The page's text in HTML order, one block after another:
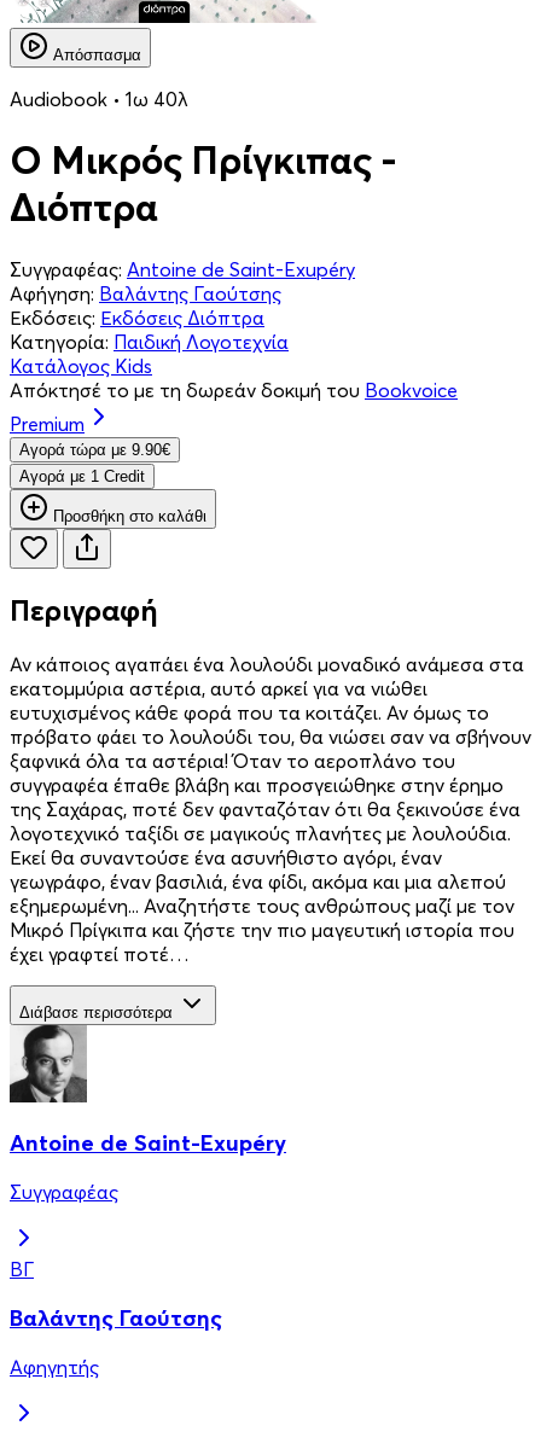
Απόσπασμα
Audiobook • 1ω 40λ
Ο Μικρός Πρίγκιπας -
Διόπτρα
Συγγραφέας: Antoine de Saint-Exupéry
Αφήγηση: Βαλάντης Γαούτσης
Εκδόσεις: Εκδόσεις Διόπτρα
Κατηγορία: Παιδική Λογοτεχνία
Κατάλογος Kids
Απόκτησέ το με τη δωρεάν δοκιμή του Bookvoice
Premium
Aγορά τώρα με 9.90€
Aγορά με 1 Credit
Προσθήκη στο καλάθι
Περιγραφή
Αν κάποιος αγαπάει ένα λουλούδι μοναδικό ανάμεσα στα
εκατομμύρια αστέρια, αυτό αρκεί για να νιώθει
ευτυχισμένος κάθε φορά που τα κοιτάζει. Αν όμως το
πρόβατο φάει το λουλούδι του, θα νιώσει σαν να σβήνουν
ξαφνικά όλα τα αστέρια! Όταν το αεροπλάνο του
συγγραφέα έπαθε βλάβη και προσγειώθηκε στην έρημο
της Σαχάρας, ποτέ δεν φανταζόταν ότι θα ξεκινούσε ένα
λογοτεχνικό ταξίδι σε μαγικούς πλανήτες με λουλούδια.
Εκεί θα συναντούσε ένα ασυνήθιστο αγόρι, έναν
γεωγράφο, έναν βασιλιά, ένα φίδι, ακόμα και μια αλεπού
εξημερωμένη... Αναζητήστε τους ανθρώπους μαζί με τον
Μικρό Πρίγκιπα και ζήστε την πιο μαγευτική ιστορία που
έχει γραφτεί ποτέ…
Διάβασε περισσότερα
Antoine de Saint-Exupéry
Συγγραφέας
ΒΓ
Βαλάντης Γαούτσης
Αφηγητής